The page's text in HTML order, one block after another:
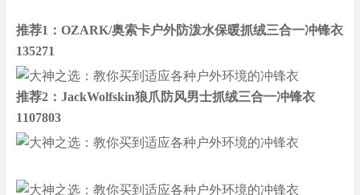
推荐1：OZARK/奥索卡户外防泼水保暖抓绒三合一冲锋衣
135271
推荐2：JackWolfskin狼爪防风男士抓绒三合一冲锋衣
1107803